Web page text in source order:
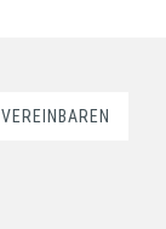
VEREINBAREN